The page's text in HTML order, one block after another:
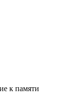
к памяти